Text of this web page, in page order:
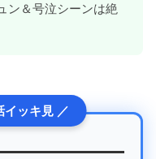
ン＆号泣シーンは絶